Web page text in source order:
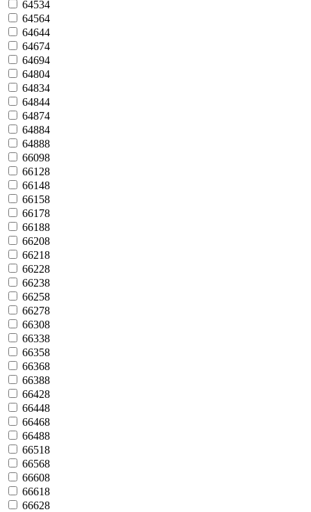
64534
64564
64644
64674
64694
64804
64834
64844
64874
64884
64888
66098
66128
66148
66158
66178
66188
66208
66218
66228
66238
66258
66278
66308
66338
66358
66368
66388
66428
66448
66468
66488
66518
66568
66608
66618
66628